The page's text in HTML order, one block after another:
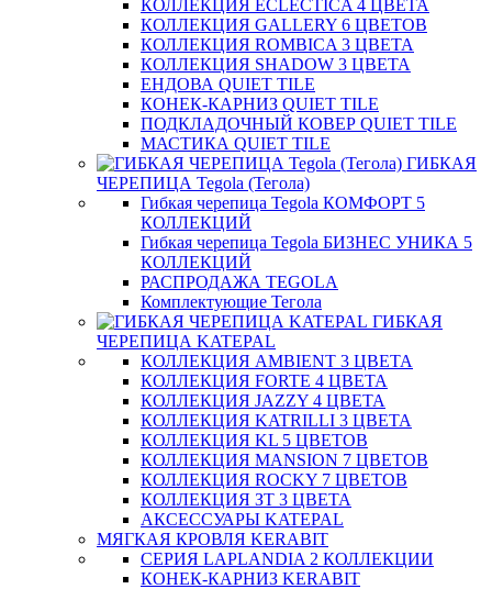
КОЛЛЕКЦИЯ ECLECTICA 4 ЦВЕТА
КОЛЛЕКЦИЯ GALLERY 6 ЦВЕТОВ
КОЛЛЕКЦИЯ ROMBICA 3 ЦВЕТА
КОЛЛЕКЦИЯ SHADOW 3 ЦВЕТА
ЕНДОВА QUIET TILE
КОНЕК-КАРНИЗ QUIET TILE
ПОДКЛАДОЧНЫЙ КОВЕР QUIET TILE
МАСТИКА QUIET TILE
ГИБКАЯ
ЧЕРЕПИЦА Tegola (Тегола)
Гибкая черепица Tegola КОМФОРТ 5
КОЛЛЕКЦИЙ
Гибкая черепица Tegola БИЗНЕС УНИКА 5
КОЛЛЕКЦИЙ
РАСПРОДАЖА TEGOLA
Комплектующие Тегола
ГИБКАЯ
ЧЕРЕПИЦА KATEPAL
КОЛЛЕКЦИЯ AMBIENT 3 ЦВЕТА
КОЛЛЕКЦИЯ FORTE 4 ЦВЕТА
КОЛЛЕКЦИЯ JAZZY 4 ЦВЕТА
КОЛЛЕКЦИЯ KATRILLI 3 ЦВЕТА
КОЛЛЕКЦИЯ KL 5 ЦВЕТОВ
КОЛЛЕКЦИЯ MANSION 7 ЦВЕТОВ
КОЛЛЕКЦИЯ ROCKY 7 ЦВЕТОВ
КОЛЛЕКЦИЯ ЗТ 3 ЦВЕТА
АКСЕССУАРЫ KATEPAL
МЯГКАЯ КРОВЛЯ KERABIT
СЕРИЯ LAPLANDIA 2 КОЛЛЕКЦИИ
КОНЕК-КАРНИЗ KERABIT